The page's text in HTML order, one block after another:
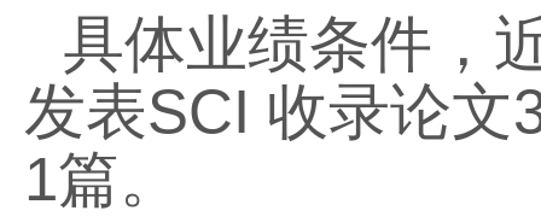
具体业绩条件，
发表SCI 收录论文
1篇。